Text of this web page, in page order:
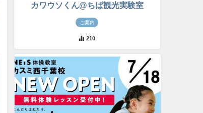
カワウソくん@ちば観光実験室
ご案内
210